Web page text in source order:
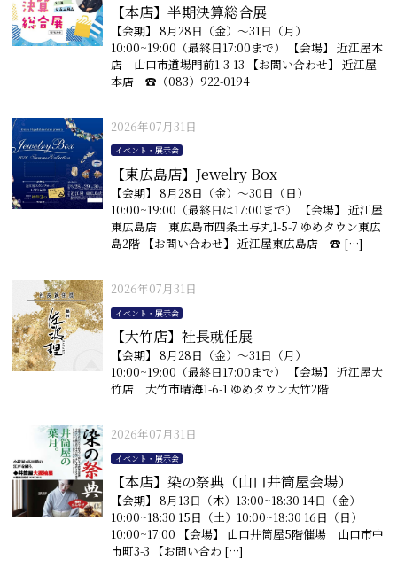
【本店】半期決算総合展
【会期】 8月28日（金）〜31日（月）
10:00~19:00（最終日17:00まで） 【会場】 近江屋本
店 山口市道場門前1-3-13 【お問い合わせ】 近江屋
本店 ☎︎（083）922-0194
2026年07月31日
イベント・展示会
【東広島店】Jewelry Box
【会期】 8月28日（金）〜30日（日）
10:00~19:00（最終日は17:00まで） 【会場】 近江屋
東広島店 東広島市四条土与丸1-5-7 ゆめタウン東広
島2階 【お問い合わせ】 近江屋東広島店 ☎︎ […]
2026年07月31日
イベント・展示会
【大竹店】社長就任展
【会期】 8月28日（金）〜31日（月）
10:00~19:00（最終日17:00まで） 【会場】 近江屋大
竹店 大竹市晴海1-6-1 ゆめタウン大竹2階
2026年07月31日
イベント・展示会
【本店】染の祭典（山口井筒屋会場）
【会期】 8月13日（木）13:00~18:30 14日（金）
10:00~18:30 15日（土）10:00~18:30 16日（日）
10:00~17:00 【会場】 山口井筒屋5階催場 山口市中
市町3-3 【お問い合わ […]